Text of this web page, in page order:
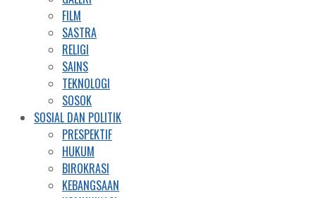
FILM
SASTRA
RELIGI
SAINS
TEKNOLOGI
SOSOK
SOSIAL DAN POLITIK
PRESPEKTIF
HUKUM
BIROKRASI
KEBANGSAAN